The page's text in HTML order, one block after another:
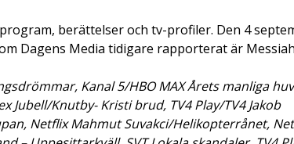
berättelser och tv-profiler. Den 4
Dagens Media tidigare rapporterat är
Kanal 5/HBO MAX Årets manliga
Jubell/Knutby- Kristi brud, TV4 Play/TV4 Jakob
Netflix Mahmut Suvakci/Helikopterrånet,